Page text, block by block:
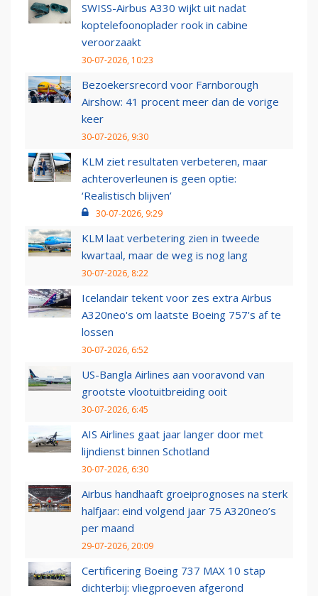
SWISS-Airbus A330 wijkt uit nadat
koptelefoonoplader rook in cabine
veroorzaakt
30-07-2026, 10:23
Bezoekersrecord voor Farnborough
Airshow: 41 procent meer dan de vorige
keer
30-07-2026, 9:30
KLM ziet resultaten verbeteren, maar
achteroverleunen is geen optie:
‘Realistisch blijven’
30-07-2026, 9:29
KLM laat verbetering zien in tweede
kwartaal, maar de weg is nog lang
30-07-2026, 8:22
Icelandair tekent voor zes extra Airbus
A320neo's om laatste Boeing 757's af te
lossen
30-07-2026, 6:52
US-Bangla Airlines aan vooravond van
grootste vlootuitbreiding ooit
30-07-2026, 6:45
AIS Airlines gaat jaar langer door met
lijndienst binnen Schotland
30-07-2026, 6:30
Airbus handhaaft groeiprognoses na sterk
halfjaar: eind volgend jaar 75 A320neo’s
per maand
29-07-2026, 20:09
Certificering Boeing 737 MAX 10 stap
dichterbij: vliegproeven afgerond